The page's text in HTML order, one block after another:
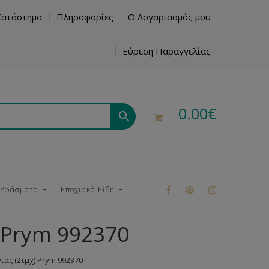
Πληροφορίες Ο Λογαριασμός μου
Εύρεση Παραγγελίας
0.00€
Εποχιακά Είδη
992370
(2τμχ) Prym 992370